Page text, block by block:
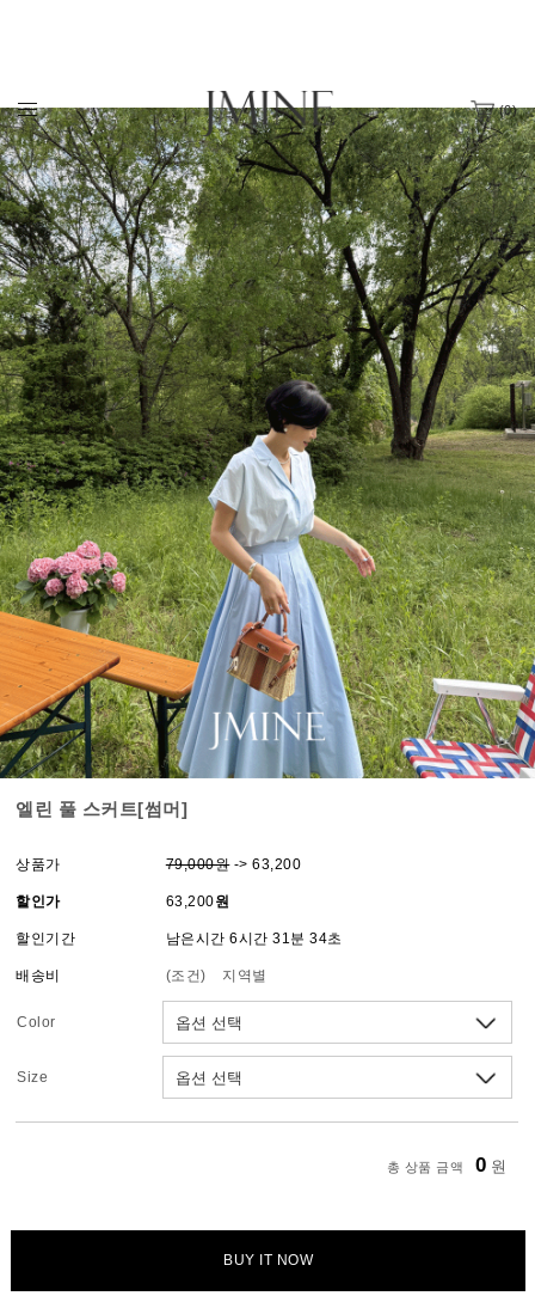
(0)
엘린 풀 스커트[썸머]
상품가 79,000원-> 63,200
할인가 63,200원
할인기간 남은시간 6시간 31분 34초
배송비 (조건) 지역별
Color
Size
총 상품 금액 0 원
BUY IT NOW